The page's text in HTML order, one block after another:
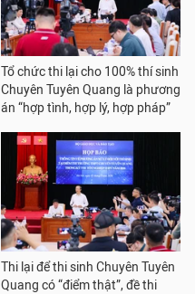
Tổ chức thi lại cho 100% thí sinh
Chuyên Tuyên Quang là phương
án “hợp tình, hợp lý, hợp pháp”
Thi lại để thi sinh Chuyên Tuyên
Quang có “điểm thật”, đề thi